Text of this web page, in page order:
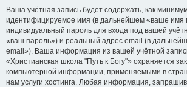
Ваша учётная запись будет содержать, как
идентифицируемое имя (в дальнейшем «ваше имя
индивидуальный пароль для входа под вашей
«ваш пароль») и реальный адрес email (в
email»). Ваша информация из вашей учётной
«Христианская школа "Путь к Богу"» охраняется
компьютерной информации, применяемыми в
нам услуги хостинга. Любая информация,